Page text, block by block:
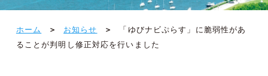
ホーム お知らせ
「ゆびナビぷらす」に脆弱性があ
ることが判明し修正対応を行いました